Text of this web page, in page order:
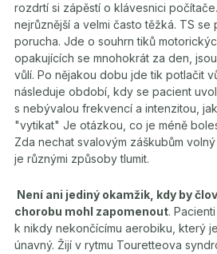
rozdrtí si zápěstí o klávesnici
nejrůznější a velmi často těžká. TS
porucha. Jde o souhrn tiků
opakujících se mnohokrát za den,
vůlí. Po nějakou dobu jde tik potlačit
následuje období, kdy se pacient
s nebývalou frekvencí a intenzitou,
"vytikat" Je otázkou, co je méně
Zda nechat svalovým záškubům
je různými způsoby tlumit.
Není ani jediný okamžik, kdy by
chorobu mohl zapomenout.
k nikdy nekončícímu aerobiku, který
únavný. Žijí v rytmu Touretteova